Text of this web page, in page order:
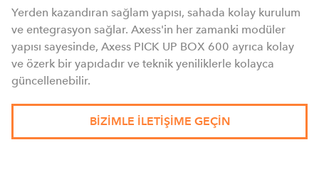
Yerden kazandıran sağlam yapısı, sahada kolay kurulum
ve entegrasyon sağlar. Axess'in her zamanki modüler
yapısı sayesinde, Axess PICK UP BOX 600 ayrıca kolay
ve özerk bir yapıdadır ve teknik yeniliklerle kolayca
güncellenebilir.
BIZIMLE ILETIŞIME GEÇIN